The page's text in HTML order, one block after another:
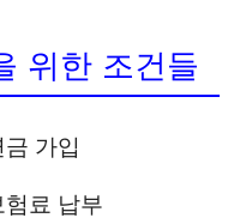
위한 조건들
가입
료 납부